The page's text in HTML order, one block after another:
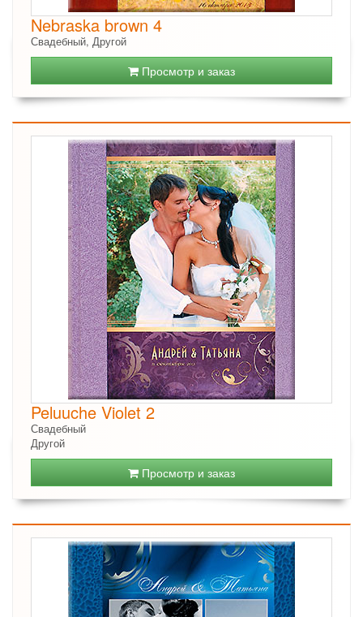
Nebraska brown 4
Свадебный, Другой
Просмотр и заказ
Peluuche Violet 2
Свадебный
Другой
Просмотр и заказ